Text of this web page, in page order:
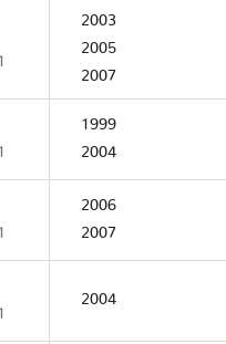
2003
2005
2007
1999
2004
2006
2007
2004